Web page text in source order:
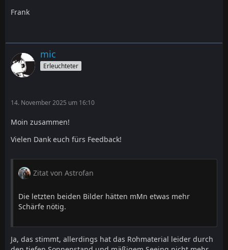
Frank
mic
Erleuchteter
14. November 2025 um 16:10
Moin zusammen!
Vielen Dank euch fürs Feedback!
Zitat von Astrofan
Die letzten beiden Bilder hätten mMn etwas mehr
Schärfe nötig.
Ja, das stimmt, allerdings hat das Rohmaterial leider durch